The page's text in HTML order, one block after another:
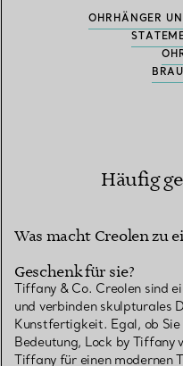
OHRHÄNGER
Häufig
Was macht Creolen zu
Geschenk für sie?
Tiffany & Co. Creolen sind
und verbinden skulpturales
Kunstfertigkeit. Egal, ob
Bedeutung, Lock by Tiffany
Tiffany für einen modernen